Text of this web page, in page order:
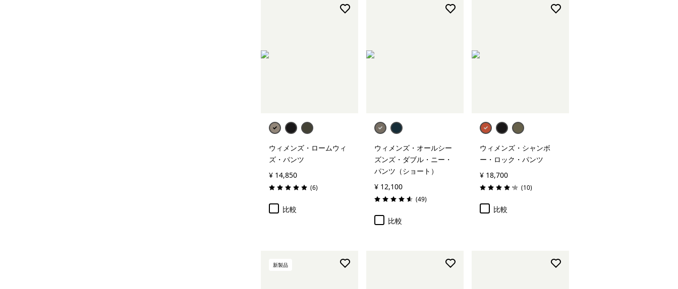
ウィメンズ・ロームウィ
ズ・パンツ
¥ 14,850
評価: 5.0 / 5 (6レビュー
)
比較
ウィメンズ・オールシー
ズンズ・ダブル・ニー・
パンツ（ショート）
¥ 12,100
評価: 4.6 / 5 (49レビュー
)
比較
ウィメンズ・シャンボ
ー・ロック・パンツ
¥ 18,700
評価: 4.2 / 5 (10レビュー
)
比較
新製品